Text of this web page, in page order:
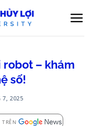
robot – khám
số!
7, 2025